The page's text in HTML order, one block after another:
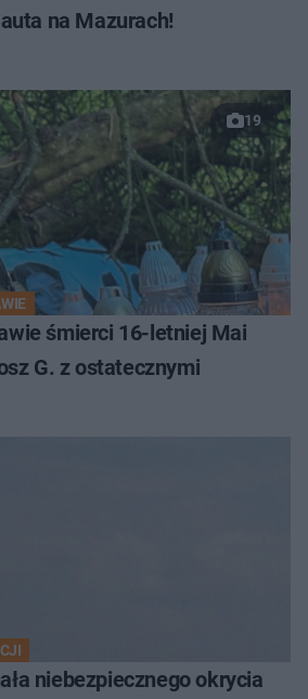
na Mazurach!
19
śmierci 16-letniej Mai
G. z ostatecznymi
niebezpiecznego okrycia